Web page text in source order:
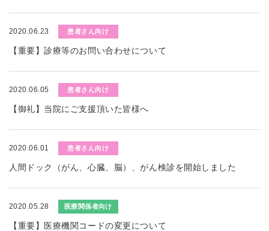
2020.06.23 患者さん向け
【重要】診療等のお問い合わせについて
2020.06.05 患者さん向け
【御礼】当院にご支援頂いた皆様へ
2020.06.01 患者さん向け
人間ドック（がん、心臓、脳）、がん検診を開始しました
2020.05.28 医療関係者向け
【重要】医療機関コードの変更について